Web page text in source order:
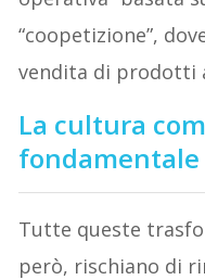
“coopetizione”,
vendita di prodotti
La cultura
fondamentale
Tutte queste
però, rischiano di